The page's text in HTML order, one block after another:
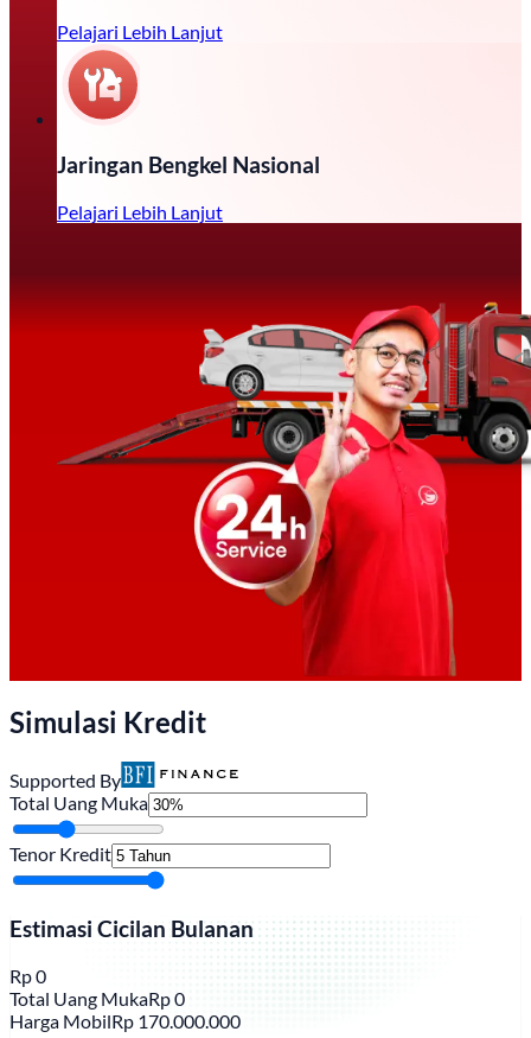
Pelajari Lebih Lanjut
Jaringan Bengkel Nasional
Pelajari Lebih Lanjut
Simulasi Kredit
Supported By
Total Uang Muka
Tenor Kredit
Estimasi Cicilan Bulanan
Rp0
Total Uang MukaRp0
Harga MobilRp 170.000.000